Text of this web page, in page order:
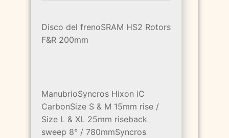
Disco del frenoSRAM HS2 Rotors
F&R 200mm
ManubrioSyncros Hixon iC
CarbonSize S & M 15mm rise /
Size L & XL 25mm riseback
sweep 8° / 780mmSyncros